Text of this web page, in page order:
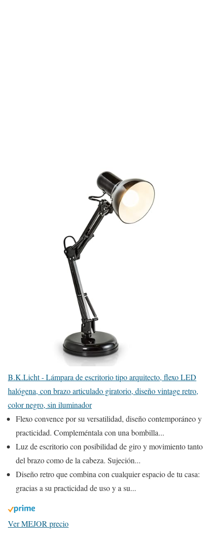
B.K.Licht - Lámpara de escritorio tipo arquitecto, flexo LED
halógena, con brazo articulado giratorio, diseño vintage retro,
color negro, sin iluminador
Flexo convence por su versatilidad, diseño contemporáneo y
practicidad. Compleméntala con una bombilla...
Luz de escritorio con posibilidad de giro y movimiento tanto
del brazo como de la cabeza. Sujeción...
Diseño retro que combina con cualquier espacio de tu casa:
gracias a su practicidad de uso y a su...
Ver MEJOR precio